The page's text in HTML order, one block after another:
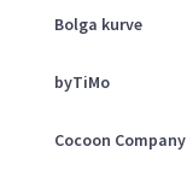
Bolga kurve
byTiMo
Cocoon Company